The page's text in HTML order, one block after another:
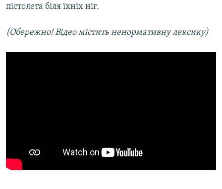
пістолета біля їхніх ніг.
(Обережно! Відео містить ненормативну лексику)